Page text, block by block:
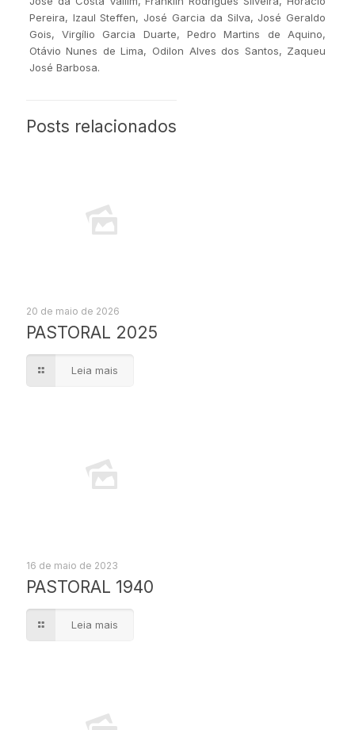
Pereira, Izaul Steffen, José Garcia da Silva, José Geraldo
Gois, Virgílio Garcia Duarte, Pedro Martins de Aquino,
Otávio Nunes de Lima, Odilon Alves dos Santos, Zaqueu
José Barbosa.
Posts relacionados
20 de maio de 2026
PASTORAL 2025
Leia mais
16 de maio de 2023
PASTORAL 1940
Leia mais